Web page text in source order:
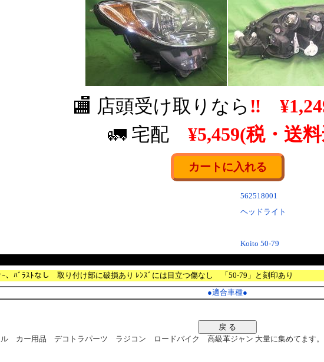
🏬 店頭受け取りなら ‼
🚛 宅配 ¥5,459(税・送
562518001
ヘッドライト
Koito 50-79
ｰ、ﾊﾞﾗｽﾄなし 取り付け部に破損あり ﾚﾝｽﾞには目立つ傷なし 「50-79」と刻印あり
●適合車種●
戻 る
ル カー用品 デコトラパーツ ラジコン ロードバイク 高級革ジャン 大量に集めてます